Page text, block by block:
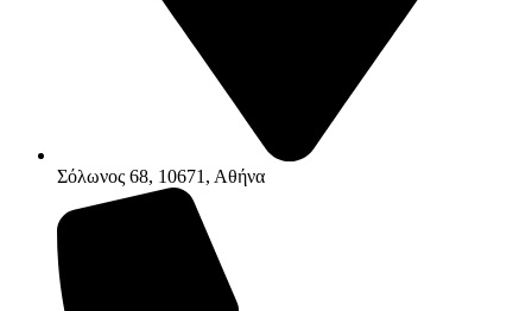
Σόλωνος 68, 10671, Αθήνα